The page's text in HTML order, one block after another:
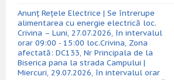
Anunț Rețele Electrice | Se întrerupe
alimentarea cu energie electrică loc.
Crivina – Luni, 27.07.2026, în intervalul
orar 09:00 - 15:00 loc.Crivina, Zona
afectată: DC133, Nr Principala de la
Biserica pana la strada Campului |
Miercuri, 29.07.2026, în intervalul orar